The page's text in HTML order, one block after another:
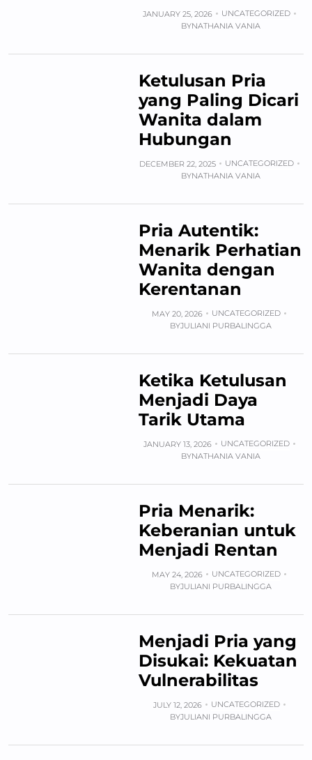
JANUARY 25, 2026
UNCATEGORIZED
BYNATHANIA VANIA
Ketulusan Pria
yang Paling Dicari
Wanita dalam
Hubungan
DECEMBER 22, 2025
UNCATEGORIZED
BYNATHANIA VANIA
Pria Autentik:
Menarik Perhatian
Wanita dengan
Kerentanan
MAY 20, 2026
UNCATEGORIZED
BYJULIANI PURBALINGGA
Ketika Ketulusan
Menjadi Daya
Tarik Utama
JANUARY 13, 2026
UNCATEGORIZED
BYNATHANIA VANIA
Pria Menarik:
Keberanian untuk
Menjadi Rentan
MAY 24, 2026
UNCATEGORIZED
BYJULIANI PURBALINGGA
Menjadi Pria yang
Disukai: Kekuatan
Vulnerabilitas
JULY 12, 2026
UNCATEGORIZED
BYJULIANI PURBALINGGA